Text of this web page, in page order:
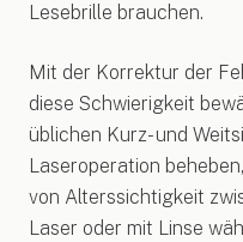
Lesebrille brauchen.
Mit der Korrektur der
diese Schwierigkeit
üblichen Kurz- und
Laseroperation
von Alterssichtigkeit
Laser oder mit Linse